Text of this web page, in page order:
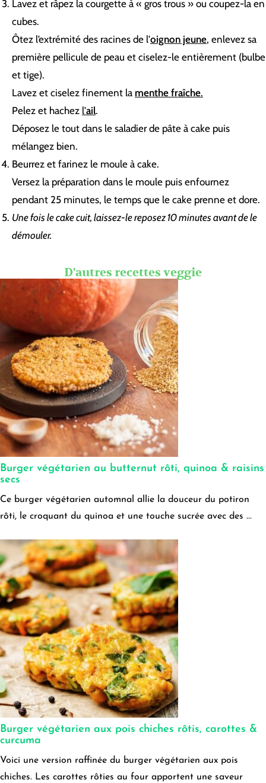
Lavez et râpez la courgette à « gros trous » ou coupez-la en
cubes.
Ôtez l’extrémité des racines de l’oignon jeune, enlevez sa
première pellicule de peau et ciselez-le entièrement (bulbe
et tige).
Lavez et ciselez finement la menthe fraîche.
Pelez et hachez l’ail.
Déposez le tout dans le saladier de pâte à cake puis
mélangez bien.
Beurrez et farinez le moule à cake.
Versez la préparation dans le moule puis enfournez
pendant 25 minutes, le temps que le cake prenne et dore.
Une fois le cake cuit, laissez-le reposez 10 minutes avant de le
démouler.
D'autres recettes veggie
Burger végétarien au butternut rôti, quinoa & raisins
secs
Ce burger végétarien automnal allie la douceur du potiron
rôti, le croquant du quinoa et une touche sucrée avec des ...
Burger végétarien aux pois chiches rôtis, carottes &
curcuma
Voici une version raffinée du burger végétarien aux pois
chiches. Les carottes rôties au four apportent une saveur